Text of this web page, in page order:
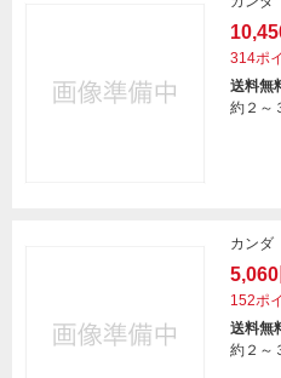
314ポ
送料無
約２～
カンダ
5,060
152ポ
送料無
約２～